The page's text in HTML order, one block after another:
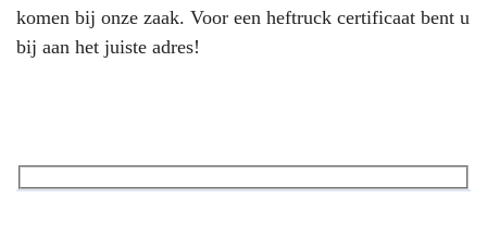
komen bij onze zaak. Voor een heftruck certificaat bent u
bij aan het juiste adres!